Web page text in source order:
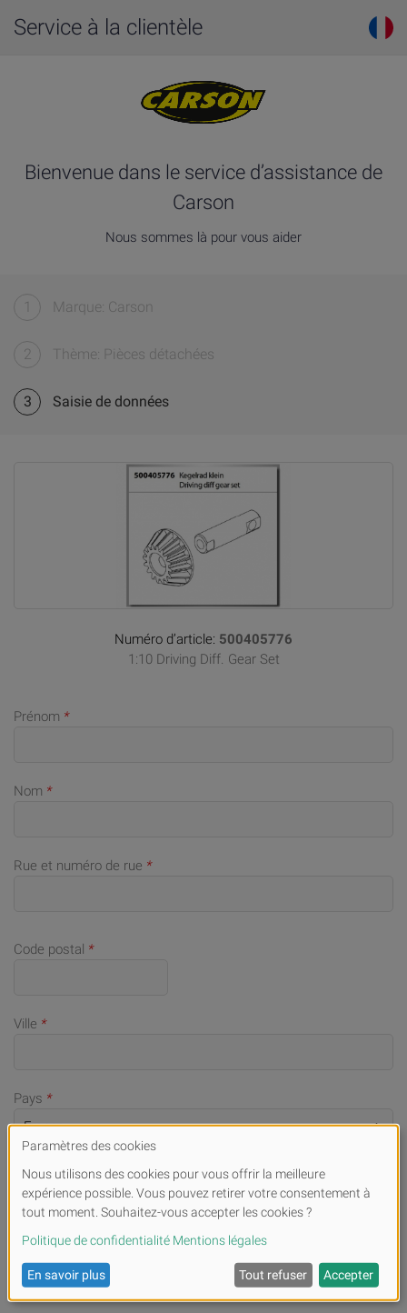
Service à la clientèle
Bienvenue dans le service d’assistance de
Carson
Nous sommes là pour vous aider
1 Marque: Carson
2 Thème: Pièces détachées
3 Saisie de données
Numéro d’article: 500405776
1:10 Driving Diff. Gear Set
Prénom *
Nom *
Rue et numéro de rue *
Code postal *
Ville *
Pays *
Numéro de téléphone portable (en cas de demandes)
Adresse email*